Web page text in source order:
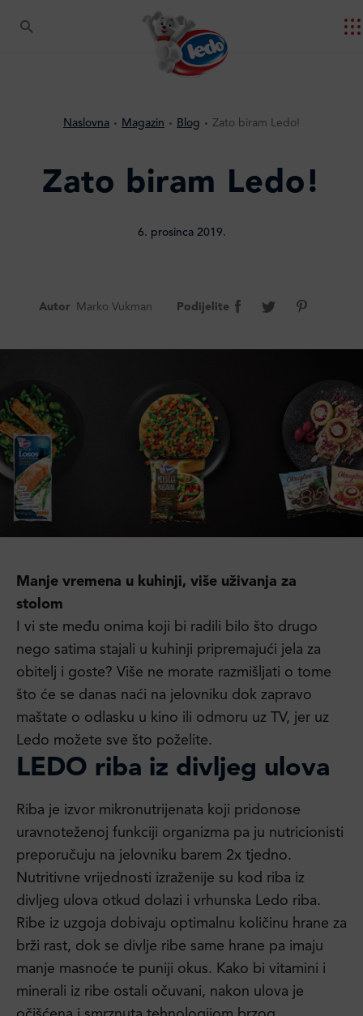
Naslovna Magazin Blog Zato biram Ledo!
Zato biram Ledo!
6. prosinca 2019.
Autor Marko Vukman Podijelite
Manje vremena u kuhinji, više uživanja za
stolom
I vi ste među onima koji bi radili bilo što drugo
nego satima stajali u kuhinji pripremajući jela za
obitelj i goste? Više ne morate razmišljati o tome
što će se danas naći na jelovniku dok zapravo
maštate o odlasku u kino ili odmoru uz TV, jer uz
Ledo možete sve što poželite.
LEDO riba iz divljeg ulova
Riba je izvor mikronutrijenata koji pridonose
uravnoteženoj funkciji organizma pa ju nutricionisti
preporučuju na jelovniku barem 2x tjedno.
Nutritivne vrijednosti izraženije su kod riba iz
divljeg ulova otkud dolazi i vrhunska Ledo riba.
Ribe iz uzgoja dobivaju optimalnu količinu hrane za
brži rast, dok se divlje ribe same hrane pa imaju
manje masnoće te puniji okus. Kako bi vitamini i
minerali iz ribe ostali očuvani, nakon ulova je